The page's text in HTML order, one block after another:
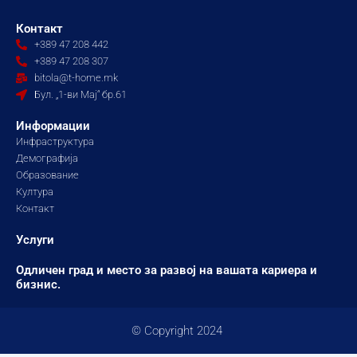
Контакт
+389 47 208 442
+389 47 208 307
bitola@t-home.mk
Бул. „1-ви Мај“ бр.61
Информации
Инфраструктура
Демографија
Образование
Култура
Контакт
Услуги
Одличен град и место за развој на вашата кариера и
бизнис.
© Copyright 2024